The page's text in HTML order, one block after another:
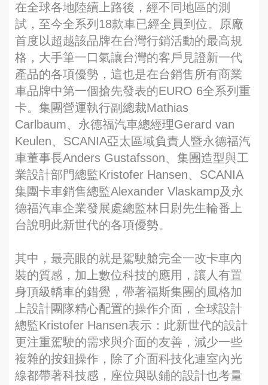
在全球各地陸續上路後，經不同地區的測
試，至今全系列18款車已經全員到位。原廠
首度以超越該品牌在台灣行銷活動的最高規
格，大手筆一口氣讓台灣的客戶見證新一代
產品的各項優勢，這也是在台銷售所有商業
車品牌中第一個搶先發表的EURO 6全系列重
卡。集團營運執行副總裁Mathias
Carlbaum、永德福汽車總經理Gerard van
Keulen、SCANIA亞太區域負責人暨永德福汽
車董事長Anders Gustafsson、集團造型與工
業設計部門總監Kristofer Hansen、SCANIA
集團卡車銷售總監Alexander Vlaskamp及永
德福汽車企業發展處總監林日尉先生輪番上
台說明此新世代的各項優勢。
其中，最亮眼的就是駕駛艙完全一改卡車內
裝的質感，加上數位科技的應用，讓人有置
身頂級轎車的錯覺，帶著福斯集團的風格加
上設計團隊精心配置的操作介面，全球設計
總監Kristofer Hansen表示：此新世代的設計
更注重駕駛的需求與介面的友善，減少一些
複雜的按鈕操作，除了介面科技化連室內光
線都帶著科技感，座位與臥鋪的設計也考量